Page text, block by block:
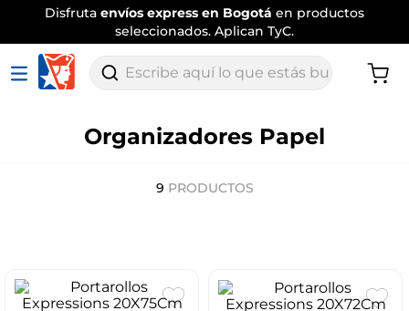
Disfruta envíos express en Bogotá en productos
seleccionados. Aplican TyC.
Escribe aquí lo que estás buscando
Organizadores Papel
9 PRODUCTOS